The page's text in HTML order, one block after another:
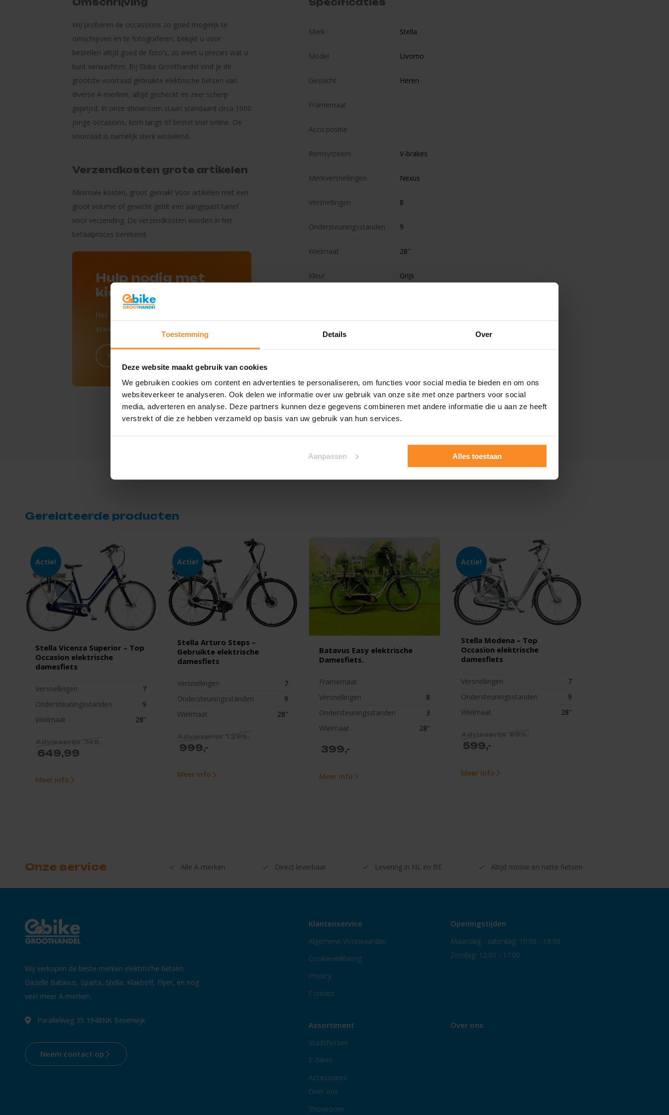
Toestemming Details Over
Deze website maakt gebruik van cookies
We gebruiken cookies om content en advertenties te personaliseren, om functies voor social media te bieden en om ons
websiteverkeer te analyseren. Ook delen we informatie over uw gebruik van onze site met onze partners voor social
media, adverteren en analyse. Deze partners kunnen deze gegevens combineren met andere informatie die u aan ze heeft
verstrekt of die ze hebben verzameld op basis van uw gebruik van hun services.
Aanpassen Alles toestaan
Wij proberen de occassions zo goed mogelijk te
omschijrven en te fotograferen, bekijkt u voor
bestellen altijd goed de foto’s, zo weet u precies wat u
kunt verwachten. Bij Ebike Groothandel vind je de
grootste voorraad gebruikte elektrische fietsen van
diverse A-merken, altijd gecheckt en zeer scherp
geprijsd. In onze showroom staan standaard circa 1000
jonge occasions, kom langs of bestel snel online. De
voorraad is namelijk sterk wisselend.
Verzendkosten grote artikelen
Minimale kosten, groot gemak! Voor artikelen met een
groot volume of gewicht geldt een aangepast tarief
voor verzending. De verzendkosten worden in het
betaalproces berekend.
Hulp nodig met
kiezen?
Het team van Ebike Groothandel
staat altijd voor je klaar.
Neem contact op
Merk Stella
Model Livorno
Geslacht Heren
Framemaat
Accu positie
Remsysteem V-brakes
Merkversnellingen Nexus
Versnellingen 8
Ondersteuningsstanden 9
Wielmaat 28''
Kleur Grijs
Verende voorvork Ja
Gerelateerde producten
Actie!
Stella Vicenza Superior – Top
Occasion elektrische
damesfiets
Versnellingen
7
Ondersteuningsstanden
9
Wielmaat
28''
649,99
Meer info
Actie!
Stella Arturo Steps –
Gebruikte elektrische
damesfiets
Versnellingen
7
Ondersteuningsstanden
9
Wielmaat
28''
999,-
Meer info
Batavus Easy elektrische
Damesfiets.
Framemaat
Versnellingen
8
Ondersteuningsstanden
3
Wielmaat
28''
399,-
Meer info
Actie!
Stella Modena – Top
Occasion elektrische
damesfiets
Versnellingen
7
Ondersteuningsstanden
9
Wielmaat
28''
599,-
Meer info
Onze service AlleA-merken Direct leverbaar Levering in NL en BE Altijd mooie en nette fietsen
Wij verkopen de beste merken elektrische fietsen.
Gazelle Batavus, Sparta, Stella, Klakhoff, Flyer, en nog
veel meer A-merken.
Parallelweg 35 1948NK Beverwijk
Neem contact op
Klantenservice
Algemene Voorwaarden
Cookieverklaring
Privacy
Contact
Openingstijden
Maandag - zaterdag: 10:00 - 18:00
Zondag: 12:00 - 17:00
Assortiment
Stadsfietsen
E-Bikes
Accessoires
Over ons
Over ons
Showroom